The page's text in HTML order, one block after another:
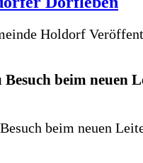
Holdorf
beim neuen